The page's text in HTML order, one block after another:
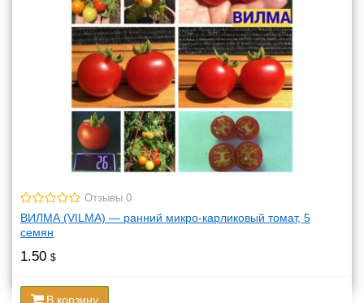
Отзывы 0
ВИЛМА (VILMA) — ранний микро-карликовый томат, 5
семян
1.50 $
В корзину